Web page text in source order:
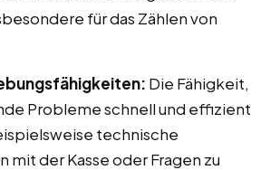
für das Zählen von
Die Fähigkeit,
Probleme schnell und effizient
technische
mit der Kasse oder Fragen zu